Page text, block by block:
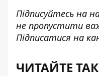
Підписуйтесь на
не пропустити
Підписатися на
ЧИТАЙТЕ